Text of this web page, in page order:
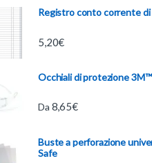
Registro conto corrente di
5,20€
Occhiali di protezione
Da 8,65€
Buste a perforazione
Safe